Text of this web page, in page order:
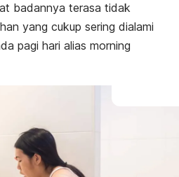
badannya terasa tidak
yang cukup sering dialami
pagi hari alias morning